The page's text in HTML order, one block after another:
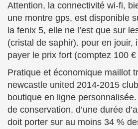
Attention, la connectivité wi-fi,
une montre gps, est disponible
la fenix 5, elle ne l’est que sur
(cristal de saphir). pour en jouir,
payer le prix fort (comptez 100
Pratique et économique maillot
newcastle united 2014-2015
boutique en ligne
de conservation, d’une durée
doit porter sur au moins 34 %